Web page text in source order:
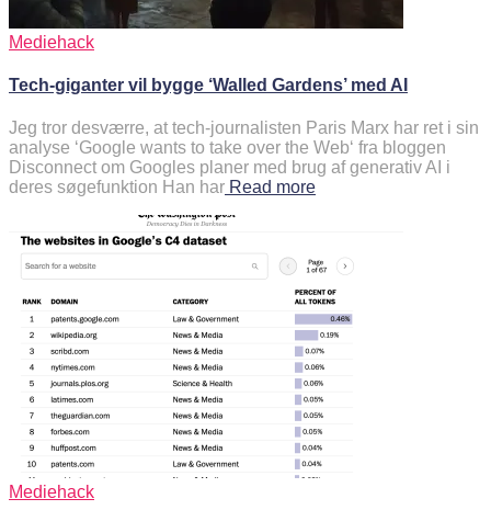
Mediehack
Tech-giganter vil bygge ‘Walled Gardens’ med AI
Jeg tror desværre, at tech-journalisten Paris Marx har ret i sin
analyse ‘Google wants to take over the Web‘ fra bloggen
Disconnect om Googles planer med brug af generativ AI i
deres søgefunktion Han har Read more
Mediehack